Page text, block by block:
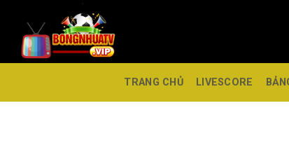
TRANG CHỦ LIVESCORE